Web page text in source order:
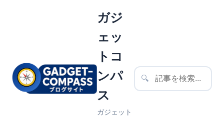
ガジ
ェッ
トコ
ンパ
ス
ガジェット
🔍